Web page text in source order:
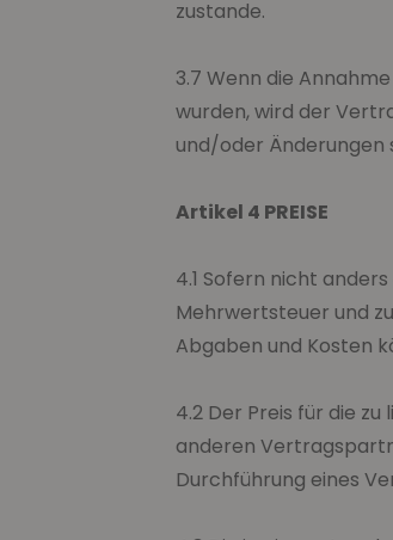
zustande.
3.7 Wenn die
wurden, wird der
und/oder
Artikel 4 PREISE
4.1 Sofern nicht
Mehrwertsteuer und
Abgaben und Kosten
4.2 Der Preis für die
anderen
Durchführung eines